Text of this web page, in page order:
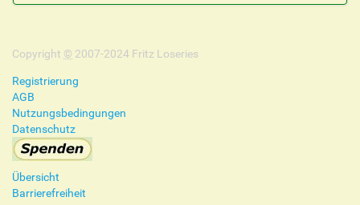
Copyright © 2007-2024 Fritz Loseries
Registrierung
AGB
Nutzungsbedingungen
Datenschutz
Übersicht
Barrierefreiheit